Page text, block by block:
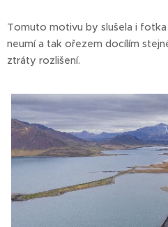
Tomuto motivu by slušela i
neumí a tak ořezem docílím
ztráty rozlišení.